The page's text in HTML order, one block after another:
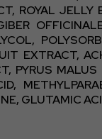
ROYAL
EXTRACT,
PYRUS
GLUTAMIC